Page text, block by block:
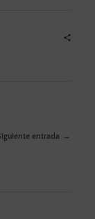
entrada